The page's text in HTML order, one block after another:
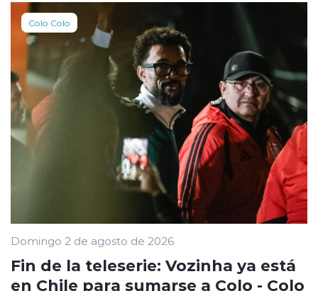
Colo Colo
Domingo 2 de agosto de 2026
Fin de la teleserie: Vozinha ya está
en Chile para sumarse a Colo - Colo